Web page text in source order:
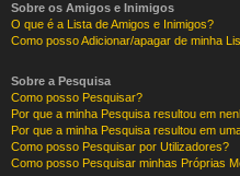
Sobre os Amigos e Inimigos
O que é a Lista de Amigos e Inimigos?
Como posso Adicionar/apagar de minha
Sobre a Pesquisa
Como posso Pesquisar?
Por que a minha Pesquisa resultou em
Por que a minha Pesquisa resultou em
Como posso Pesquisar por Utilizadores?
Como posso Pesquisar minhas Próprias